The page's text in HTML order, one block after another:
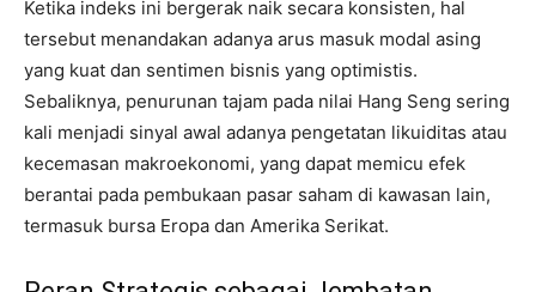
Ketika indeks ini bergerak naik secara konsisten, hal
tersebut menandakan adanya arus masuk modal asing
yang kuat dan sentimen bisnis yang optimistis.
Sebaliknya, penurunan tajam pada nilai Hang Seng sering
kali menjadi sinyal awal adanya pengetatan likuiditas atau
kecemasan makroekonomi, yang dapat memicu efek
berantai pada pembukaan pasar saham di kawasan lain,
termasuk bursa Eropa dan Amerika Serikat.